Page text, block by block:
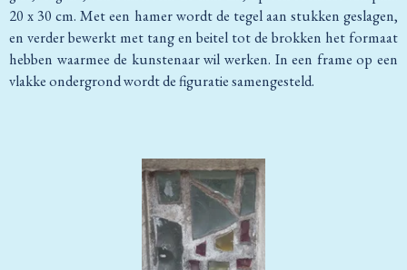
20 x 30 cm. Met een hamer wordt de tegel aan stukken geslagen,
en verder bewerkt met tang en beitel tot de brokken het formaat
hebben waarmee de kunstenaar wil werken. In een frame op een
vlakke ondergrond wordt de figuratie samengesteld.